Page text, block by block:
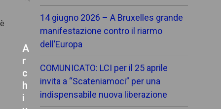
14 giugno 2026 – A Bruxelles grande
manifestazione contro il riarmo
dell’Europa
COMUNICATO: LCI per il 25 aprile
invita a “Scateniamoci” per una
indispensabile nuova liberazione
A
r
c
h
i